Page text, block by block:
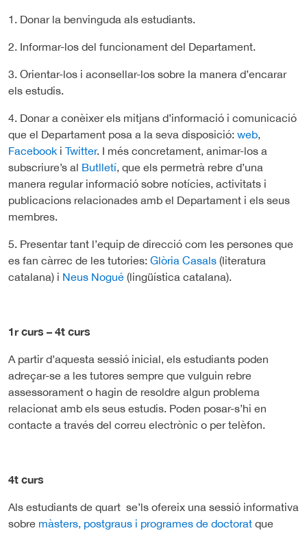
1. Donar la benvinguda als estudiants.
2. Informar-los del funcionament del Departament.
3. Orientar-los i aconsellar-los sobre la manera d’encarar
els estudis.
4. Donar a conèixer els mitjans d’informació i comunicació
que el Departament posa a la seva disposició: web,
Facebook i Twitter. I més concretament, animar-los a
subscriure’s al Butlletí, que els permetrà rebre d’una
manera regular informació sobre notícies, activitats i
publicacions relacionades amb el Departament i els seus
membres.
5. Presentar tant l’equip de direcció com les persones que
es fan càrrec de les tutories: Glòria Casals (literatura
catalana) i Neus Nogué (lingüística catalana).
1r curs – 4t curs
A partir d’aquesta sessió inicial, els estudiants poden
adreçar-se a les tutores sempre que vulguin rebre
assessorament o hagin de resoldre algun problema
relacionat amb els seus estudis. Poden posar-s’hi en
contacte a través del correu electrònic o per telèfon.
4t curs
Als estudiants de quart se’ls ofereix una sessió informativa
sobre màsters, postgraus i programes de doctorat que